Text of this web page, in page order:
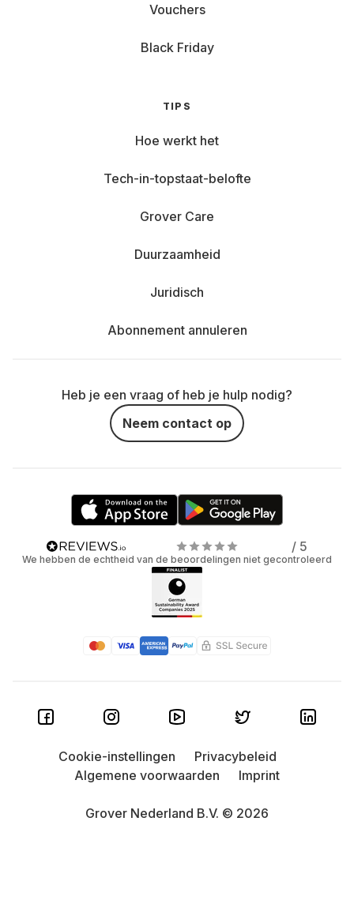
Vouchers
Black Friday
TIPS
Hoe werkt het
Tech-in-topstaat-belofte
Grover Care
Duurzaamheid
Juridisch
Abonnement annuleren
Heb je een vraag of heb je hulp nodig?
Neem contact op
/ 5
We hebben de echtheid van de beoordelingen niet gecontroleerd
Grover Nederland B.V. © 2026
Cookie-instellingen
Privacybeleid
Algemene voorwaarden
Imprint